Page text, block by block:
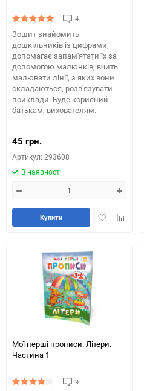
4
Зошит знайомить
дошкільників із цифрами,
допомагає запам'ятати їх за
допомогою малюнків, вчить
малювати лінії, з яких вони
складаються, розв'язувати
приклади. Буде корисний
батькам, вихователям.
45 грн.
Артикул: 293608
В наявності
ДодатиДодайте
Купити
Мої перші прописи. Літери.
Частина 1
9